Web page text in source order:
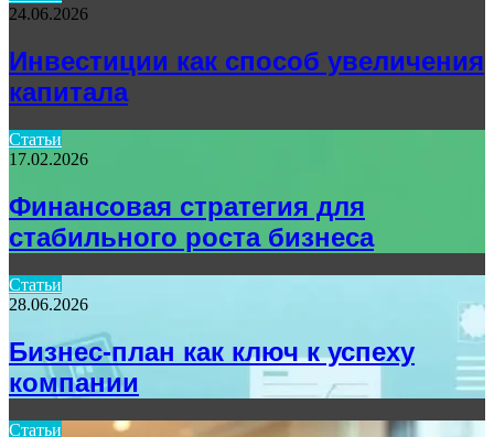
24.06.2026
Инвестиции как способ увеличения
капитала
Статьи
17.02.2026
Финансовая стратегия для
стабильного роста бизнеса
Статьи
28.06.2026
Бизнес-план как ключ к успеху
компании
Статьи